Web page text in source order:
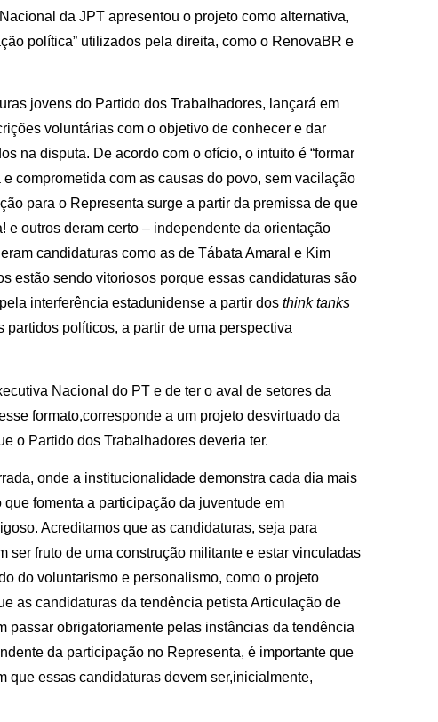
da JPT apresentou o projeto como alternativa,
política” utilizados pela direita, como o RenovaBR e
jovens do Partido dos Trabalhadores, lançará em
voluntárias com o objetivo de conhecer e dar
na disputa. De acordo com o ofício, o intuito é “formar
comprometida com as causas do povo, sem vacilação
para o Representa surge a partir da premissa de que
e outros deram certo – independente da orientação
candidaturas como as de Tábata Amaral e Kim
estão sendo vitoriosos porque essas candidaturas são
interferência estadunidense a partir dos think tanks
partidos políticos, a partir de uma perspectiva
Nacional do PT e de ter o aval de setores da
formato,corresponde a um projeto desvirtuado da
o Partido dos Trabalhadores deveria ter.
onde a institucionalidade demonstra cada dia mais
fomenta a participação da juventude em
Acreditamos que as candidaturas, seja para
ser fruto de uma construção militante e estar vinculadas
do voluntarismo e personalismo, como o projeto
as candidaturas da tendência petista Articulação de
passar obrigatoriamente pelas instâncias da tendência
da participação no Representa, é importante que
que essas candidaturas devem ser,inicialmente,